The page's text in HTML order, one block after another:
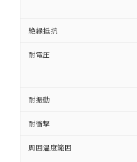
絶縁抵抗
耐電圧
耐振動
耐衝撃
周囲温度範囲